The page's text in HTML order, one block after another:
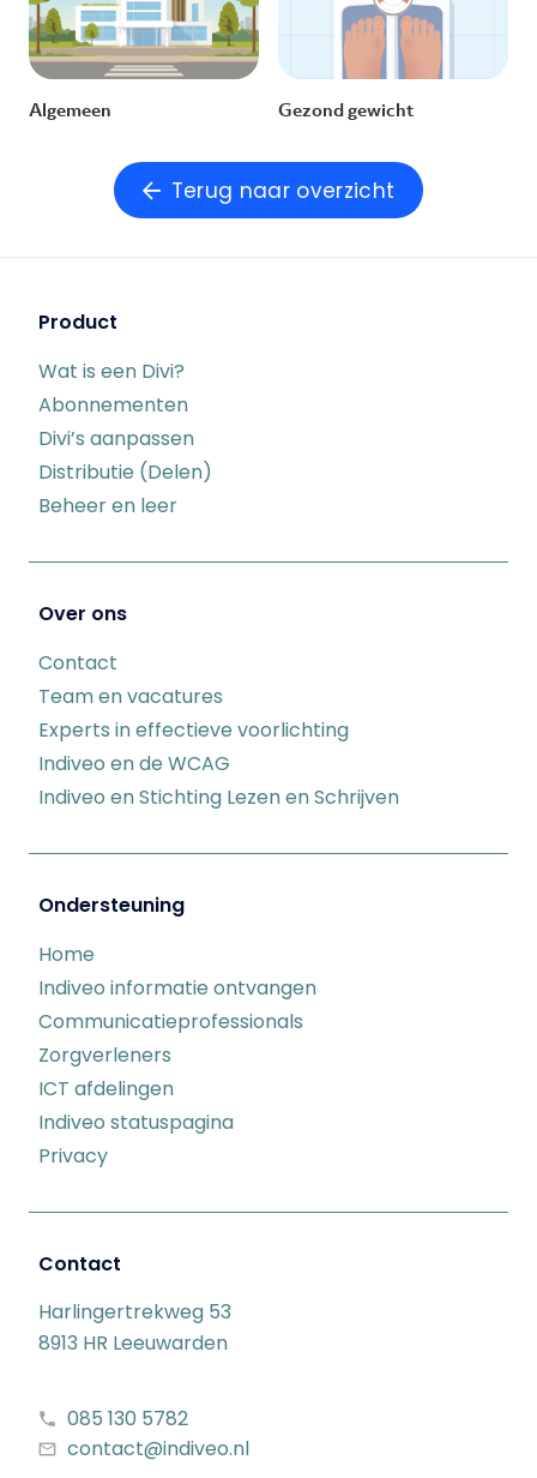
Algemeen Gezond gewicht
Terug naar overzicht
Product
Wat is een Divi?
Abonnementen
Divi’s aanpassen
Distributie (Delen)
Beheer en leer
Over ons
Contact
Team en vacatures
Experts in effectieve voorlichting
Indiveo en de WCAG
Indiveo en Stichting Lezen en Schrijven
Ondersteuning
Home
Indiveo informatie ontvangen
Communicatieprofessionals
Zorgverleners
ICT afdelingen
Indiveo statuspagina
Privacy
Contact
Harlingertrekweg 53
8913 HR Leeuwarden
085 130 5782
contact@indiveo.nl